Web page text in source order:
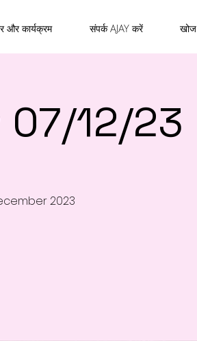
और कार्यक्रम संपर्क AJAY करें खोज
07/12/23
2023